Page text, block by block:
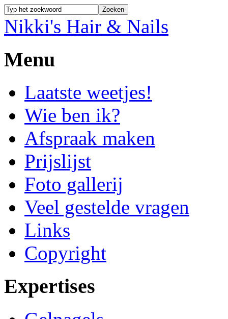
Nikki's Hair & Nails
Menu
Laatste weetjes!
Wie ben ik?
Afspraak maken
Prijslijst
Foto gallerij
Veel gestelde vragen
Links
Copyright
Expertises